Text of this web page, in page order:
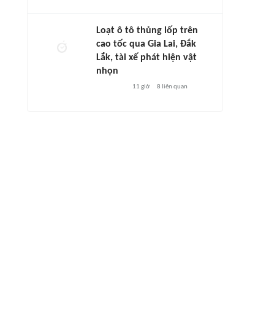
Loạt ô tô thủng lốp trên
cao tốc qua Gia Lai, Đắk
Lắk, tài xế phát hiện vật
nhọn
11 giờ 8 liên quan